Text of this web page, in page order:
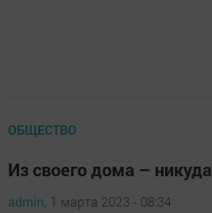
ОБЩЕСТВО
Из своего дома – никуда
admin, 1 марта 2023 - 08:34